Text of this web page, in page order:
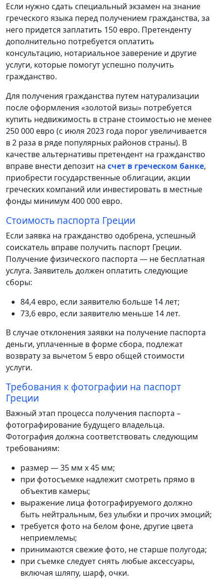
Если нужно сдать специальный экзамен на знание
греческого языка перед получением гражданства, за
него придется заплатить 150 евро. Претенденту
дополнительно потребуется оплатить
консультацию, нотариальное заверение и другие
услуги, которые помогут успешно получить
гражданство.
Для получения гражданства путем натурализации
после оформления «золотой визы» потребуется
купить недвижимость в стране стоимостью не менее
250 000 евро (с июля 2023 года порог увеличивается
в 2 раза в ряде популярных районов страны). В
качестве альтернативы претендент на гражданство
вправе внести депозит на счет в греческом банке,
приобрести государственные облигации, акции
греческих компаний или инвестировать в местные
фонды минимум 400 000 евро.
Стоимость паспорта Греции
Если заявка на гражданство одобрена, успешный
соискатель вправе получить паспорт Греции.
Получение физического паспорта — не бесплатная
услуга. Заявитель должен оплатить следующие
сборы:
84,4 евро, если заявителю больше 14 лет;
73,6 евро, если заявителю меньше 14 лет.
В случае отклонения заявки на получение паспорта
деньги, уплаченные в форме сбора, подлежат
возврату за вычетом 5 евро общей стоимости
услуги.
Требования к фотографии на паспорт
Греции
Важный этап процесса получения паспорта –
фотографирование будущего владельца.
Фотография должна соответствовать следующим
требованиям:
размер — 35 мм х 45 мм;
при фотосъемке надлежит смотреть прямо в
объектив камеры;
выражение лица фотографируемого должно
быть нейтральным, без улыбки и прочих эмоций;
требуется фото на белом фоне, другие цвета
неприемлемы;
принимаются свежие фото, не старше полугода;
при съемке следует снять любые аксессуары,
включая шляпу, шарф, очки.